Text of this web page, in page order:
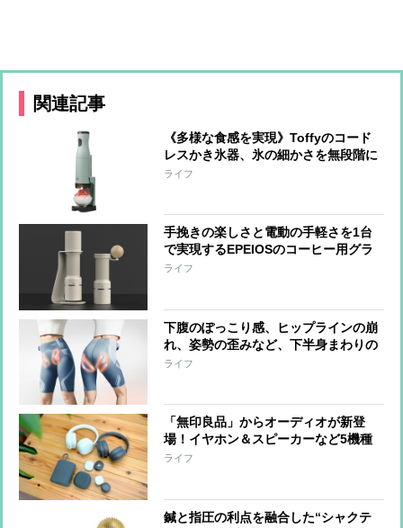
関連記事
《多様な食感を実現》Toffyのコード
レスかき氷器、氷の細かさを無段階に
調整可能 冷製パスタ、そうめん、サ
ライフ
手挽きの楽しさと電動の手軽さを1台
で実現するEPEIOSのコーヒー用グラ
インダー『Essence Duo』 世界一の
ライフ
下腹のぽっこり感、ヒップラインの崩
れ、姿勢の歪みなど、下半身まわりの
悩みに、はくだけでアプローチするシ
ライフ
「無印良品」からオーディオが新登
場！イヤホン＆スピーカーなど5機種
をひと足先に体験
ライフ
鍼と指圧の利点を融合した“シャクテ